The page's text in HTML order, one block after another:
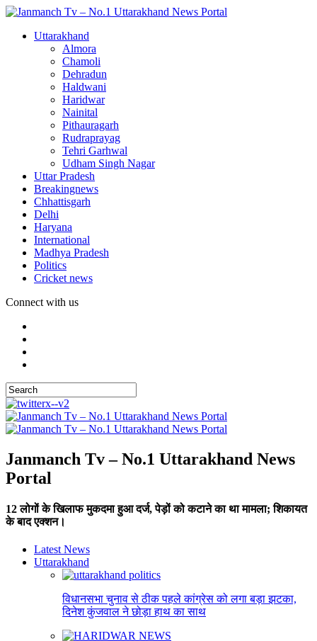
Uttarakhand
Almora
Chamoli
Dehradun
Haldwani
Haridwar
Nainital
Pithauragarh
Rudraprayag
Tehri Garhwal
Udham Singh Nagar
Uttar Pradesh
Breakingnews
Chhattisgarh
Delhi
Haryana
International
Madhya Pradesh
Politics
Cricket news
Connect with us
Janmanch Tv – No.1 Uttarakhand News
Portal
12 लोगों के खिलाफ मुकदमा हुआ दर्ज, पेड़ों को कटाने का था मामला; शिकायत
के बाद एक्शन।
Latest News
Uttarakhand
विधानसभा चुनाव से ठीक पहले कांग्रेस को लगा बड़ा झटका,
दिनेश कुंजवाल ने छोड़ा हाथ का साथ